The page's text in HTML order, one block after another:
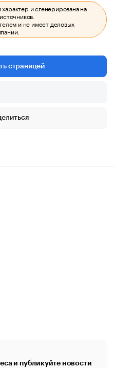
и сгенерирована на
и не имеет деловых
страницей
и публикуйте новости